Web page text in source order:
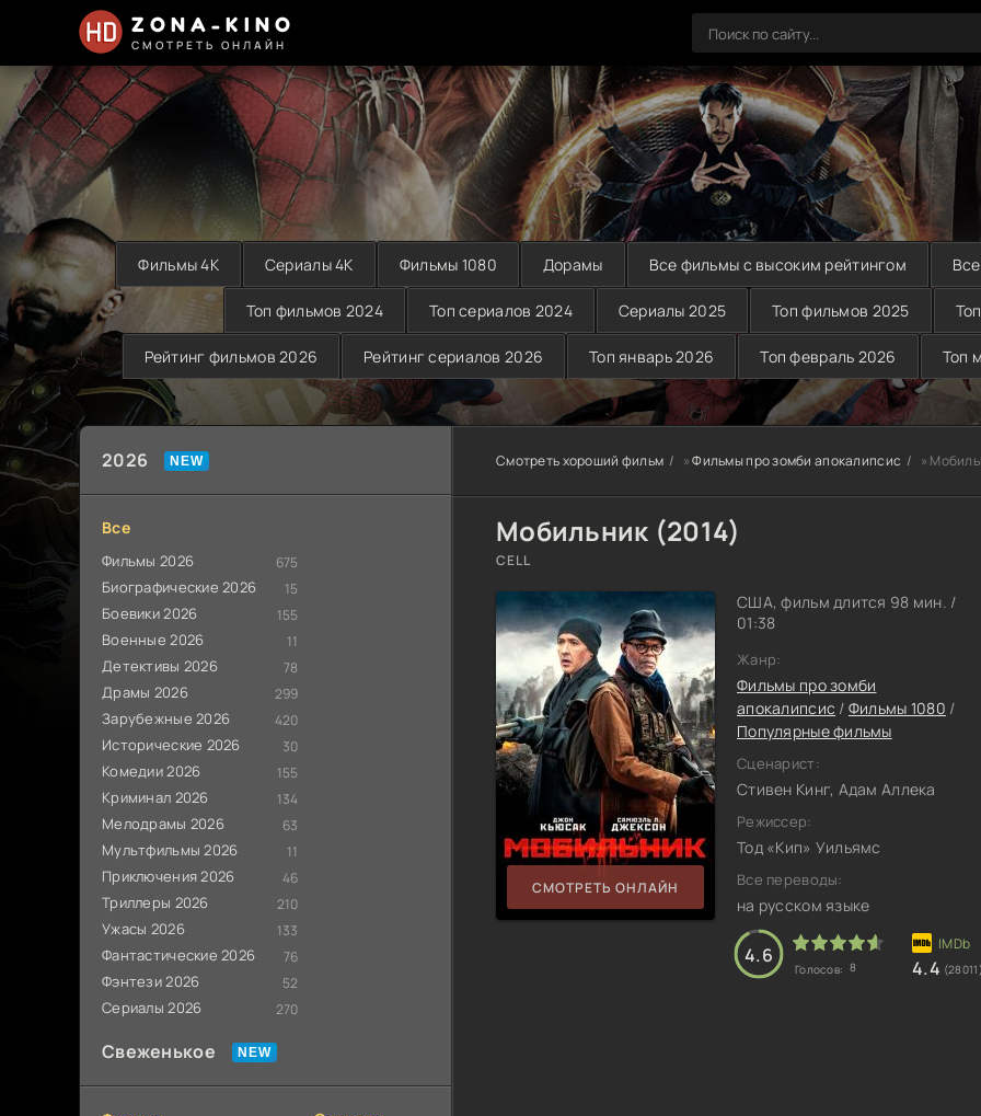
ZONA-KINO
СМОТРЕТЬ ОНЛАЙН
Фильмы 4K Сериалы 4K Фильмы 1080 Дорамы Все фильмы с высоким рейтингом
Топ фильмов 2024 Топ сериалов 2024 Сериалы 2025 Топ фильмов 2025
Рейтинг фильмов 2026 Рейтинг сериалов 2026 Топ январь 2026 Топ февраль 2026 Топ
2026
Все
Фильмы 2026 675
Биографические 2026 15
Боевики 2026 155
Военные 2026 11
Детективы 2026 78
Драмы 2026 299
Зарубежные 2026 420
Исторические 2026 30
Комедии 2026 155
Криминал 2026 134
Мелодрамы 2026 63
Мультфильмы 2026 11
Приключения 2026 46
Триллеры 2026 210
Ужасы 2026 133
Фантастические 2026 76
Фэнтези 2026 52
Сериалы 2026 270
Свеженькое
Смотреть хороший фильм »Фильмы про зомби апокалипсис »
Мобильник (2014)
CELL
СМОТРЕТЬ ОНЛАЙН
США, фильм длится 98 мин. /
01:38
Жанр:
Фильмы про зомби
апокалипсис / Фильмы 1080 /
Популярные фильмы
Сценарист:
Стивен Кинг, Адам Аллека
Режиссер:
Тод «Кип» Уильямс
Все переводы:
на русском языке
4.6
Голосов: 8 4.4 (28011)